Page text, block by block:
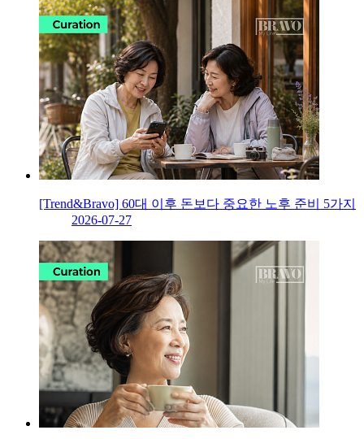
[Trend&Bravo] 60대 이후 돈보다 중요한 노후 준비 5가지
2026-07-27